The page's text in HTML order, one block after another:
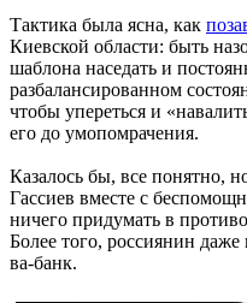
Тактика была ясна, как
Киевской области: быть
шаблона наседать и
разбалансированном
чтобы упереться и
его до умопомрачения.
Казалось бы, все понятно,
Гассиев вместе с
ничего придумать в
Более того, россиянин
ва-банк.